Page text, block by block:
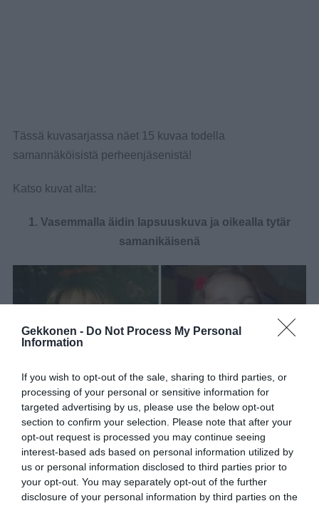
Gekkonen - Do Not Process My Personal
Information
If you wish to opt-out of the sale, sharing to third parties, or
processing of your personal or sensitive information for
targeted advertising by us, please use the below opt-out
section to confirm your selection. Please note that after your
opt-out request is processed you may continue seeing
interest-based ads based on personal information utilized by
us or personal information disclosed to third parties prior to
your opt-out. You may separately opt-out of the further
disclosure of your personal information by third parties on the
Tässä kuvasarjassa näet 15 kuvaa todella
samannäköisistä perheenjäsenistä!
Katso kuvat alta:
1. Vasemmalla äidin lapsuuskuva ja oikealla tytär
samanikäisenä